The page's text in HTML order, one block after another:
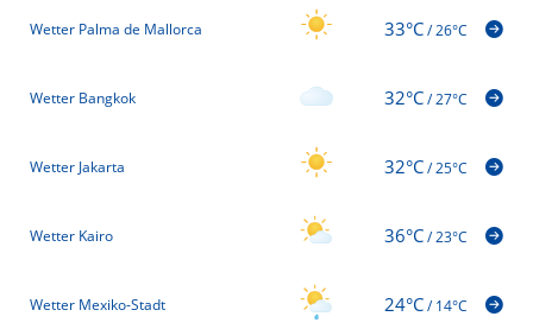
Wetter Palma de Mallorca 33°C/26°C
Wetter Bangkok 32°C/27°C
Wetter Jakarta 32°C/25°C
Wetter Kairo 36°C/23°C
Wetter Mexiko-Stadt 24°C/14°C